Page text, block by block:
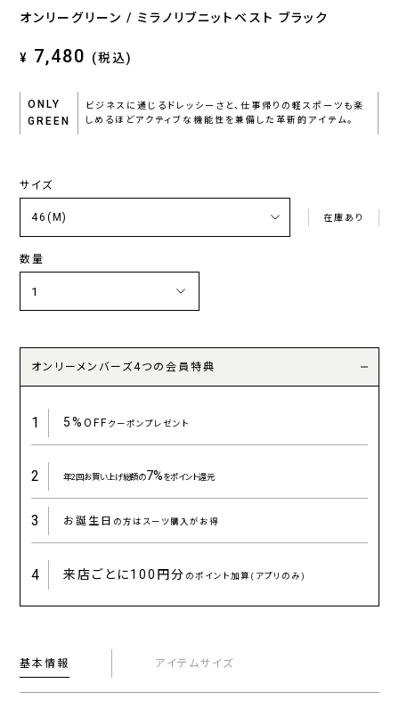
オンリーグリーン / ミラノリブニットベスト ブラック
¥ 7,480 (税込)
ONLY
GREEN
ビジネスに通じるドレッシーさと、仕事帰りの軽スポーツも楽
しめるほどアクティブな機能性を兼備した革新的アイテム。
サイズ
在庫あり
数量
オンリーメンバーズ4つの会員特典
1 5%OFFクーポンプレゼント
2 年2回お買い上げ総額の7%をポイント還元
3 お誕生日 の方はスーツ購入がお得
4 来店ごとに100円分 のポイント加算(アプリのみ)
基本情報 アイテムサイズ